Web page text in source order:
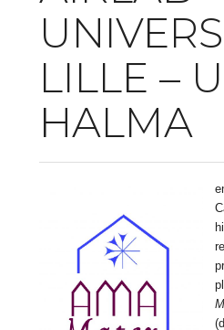
LILLE –
HALMA